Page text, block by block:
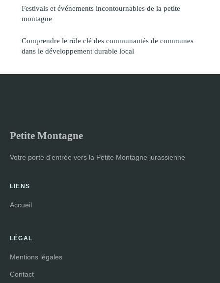
Festivals et événements incontournables de la petite
montagne
Comprendre le rôle clé des communautés de communes
dans le développement durable local
Petite Montagne
Votre porte d'entrée vers la Petite Montagne jurassienne
LIENS
Accueil
LÉGAL
Mentions légales
Contact